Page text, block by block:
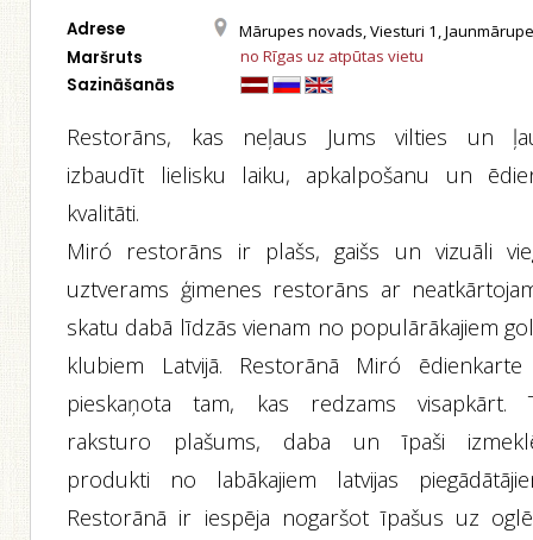
Adrese Mārupes novads, Viesturi 1,
Maršruts no Rīgas uz atpūtas vietu
Sazināšanās
Restorāns, kas neļaus Jums vilties un
izbaudīt lielisku laiku, apkalpošanu un
kvalitāti.
Miró restorāns ir plašs, gaišs un vizuāli
uztverams ģimenes restorāns ar
skatu dabā līdzās vienam no populārākajiem
klubiem Latvijā. Restorānā Miró
pieskaņota tam, kas redzams visapkārt.
raksturo plašums, daba un īpaši
produkti no labākajiem latvijas
Restorānā ir iespēja nogaršot īpašus uz